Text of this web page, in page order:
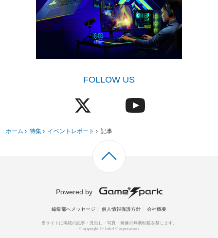
FOLLOW US
ホーム › 特集 › イベントレポート › 記事
Powered by
編集部へメッセージ 個人情報保護方針 会社概要
当サイトに掲載の記事・見出し・写真・画像の無断転載を禁じます。
Copyright © Intel Corporation